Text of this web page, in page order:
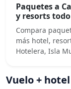
Paquetes a
y resorts
Compara
más hotel,
Hotelera, Isla
Vuelo +